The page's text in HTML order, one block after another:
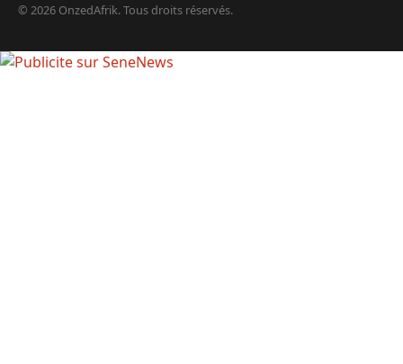
© 2026 OnzedAfrik. Tous droits réservés.